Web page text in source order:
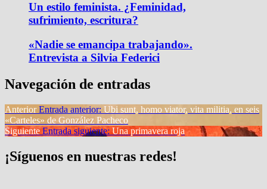
Un estilo feminista. ¿Feminidad,
sufrimiento, escritura?
«Nadie se emancipa trabajando».
Entrevista a Silvia Federici
Navegación de entradas
Anterior Entrada anterior: Ubi sunt, homo viator, vita militia, en seis
«Carteles» de González Pacheco
Siguiente Entrada siguiente: Una primavera roja
¡Síguenos en nuestras redes!